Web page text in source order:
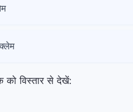
क्लेम
को विस्तार से देखें: